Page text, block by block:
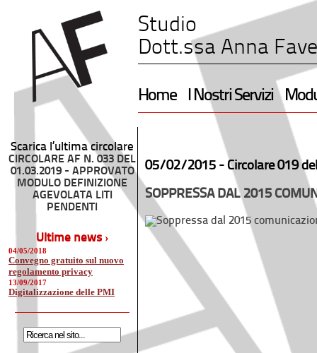
Studio
Dott.ssa Anna
Home I Nostri Servizi
Scarica l’ultima circolare
CIRCOLARE AF N. 033 DEL
01.03.2019 - APPROVATO
MODULO DEFINIZIONE
AGEVOLATA LITI
PENDENTI
Ultime news ›
04/05/2018
Convegno gratuito sul nuovo
regolamento privacy
13/09/2017
Digitalizzazione delle PMI
05/02/2015 - Circolare 019
SOPPRESSA DAL 2015